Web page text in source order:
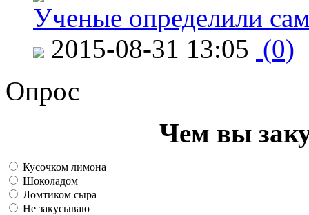
Ученые определили
2015-08-31 13:05 (0)
Опрос
Чем вы
Кусочком лимона
Шоколадом
Ломтиком сыра
Не закусываю